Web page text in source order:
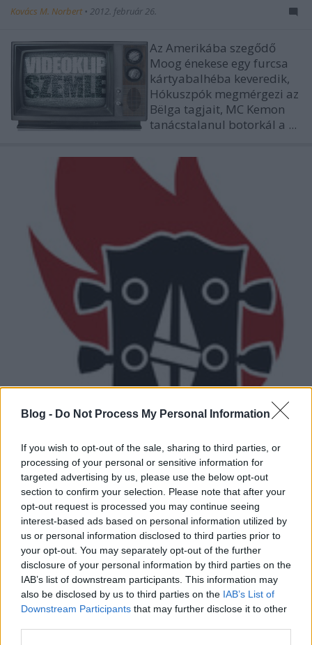
Blog - Do Not Process My Personal Information
If you wish to opt-out of the sale, sharing to third parties, or
processing of your personal or sensitive information for
targeted advertising by us, please use the below opt-out
section to confirm your selection. Please note that after your
opt-out request is processed you may continue seeing
interest-based ads based on personal information utilized by
us or personal information disclosed to third parties prior to
your opt-out. You may separately opt-out of the further
disclosure of your personal information by third parties on the
IAB’s list of downstream participants. This information may
also be disclosed by us to third parties on the IAB’s List of
Downstream Participants that may further disclose it to other
Kovács M. Norbert • 2012. február 26.
Az Amerikába szegődő
Moog énekese egy furcsa
kártyabalhéba keveredik,
Hókuszpók megmérgezi az
Bëlga tagjait, MC Kemon
tanácstalanul botorkál a ...
Ma 20 éves a Pantera Vulgar Display
of Power albuma
Lángoló Gitárok•2012. február 25.